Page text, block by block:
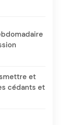
et
cédants et